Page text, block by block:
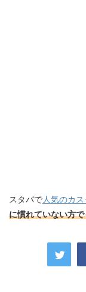
スタバで人気のカ
に慣れていない方